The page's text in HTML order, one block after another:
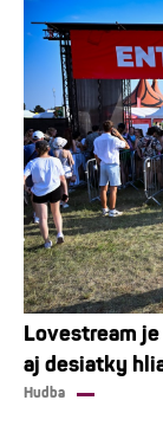
Lovestream
aj desiatky
Hudba